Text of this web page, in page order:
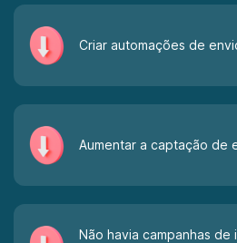
Criar automações de
Aumentar a captação de
Não havia campanhas de